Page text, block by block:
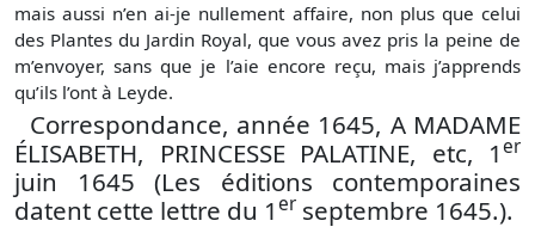
mais aussi n’en ai-je nullement affaire, non plus que celui
des Plantes du Jardin Royal, que vous avez pris la peine de
m’envoyer, sans que je l’aie encore reçu, mais j’apprends
qu’ils l’ont à Leyde.
Correspondance, année 1645, A MADAME
ÉLISABETH, PRINCESSE PALATINE, etc, 1er
juin 1645 (Les éditions contemporaines
datent cette lettre du 1er septembre 1645.).